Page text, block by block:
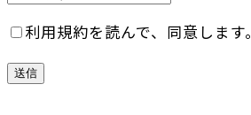
利用規約を読んで、同意します。